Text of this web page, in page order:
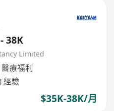
38K
Limited
療福利
經驗
$35K-38K/月